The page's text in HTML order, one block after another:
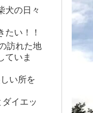
犬の日々
たい！！
訪れた地
ていま
い所を
イエッ